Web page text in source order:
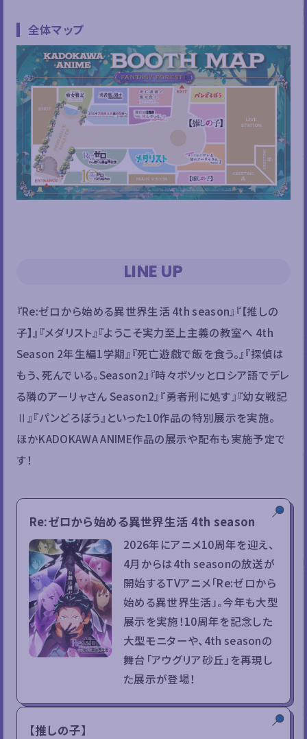
全体マップ
LINE UP
『Re:ゼロから始める異世界生活 4th season』『【推しの
子】』『メダリスト』『ようこそ実力至上主義の教室へ 4th
Season 2年生編1学期』『死亡遊戯で飯を食う。』『探偵は
もう、死んでいる。Season2』『時々ボソッとロシア語でデレ
る隣のアーリャさん Season2』『勇者刑に処す』『幼女戦記
Ⅱ』『パンどろぼう』といった10作品の特別展示を実施。
ほかKADOKAWA ANIME作品の展示や配布も実施予定で
す！
Re:ゼロから始める異世界生活 4th season
2026年にアニメ10周年を迎え、
4月からは4th seasonの放送が
開始するTVアニメ「Re:ゼロから
始める異世界生活」。今年も大型
展示を実施！10周年を記念した
大型モニターや、4th seasonの
舞台「アウグリア砂丘」を再現し
た展示が登場！
【推しの子】